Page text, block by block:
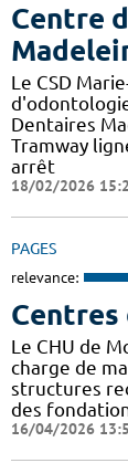
Centre
Le CSD
Dentaires
Tramway
arrêt
18/02/2026
PAGES
relevance:
Le CHU de
charge de
structures
des
16/04/2026